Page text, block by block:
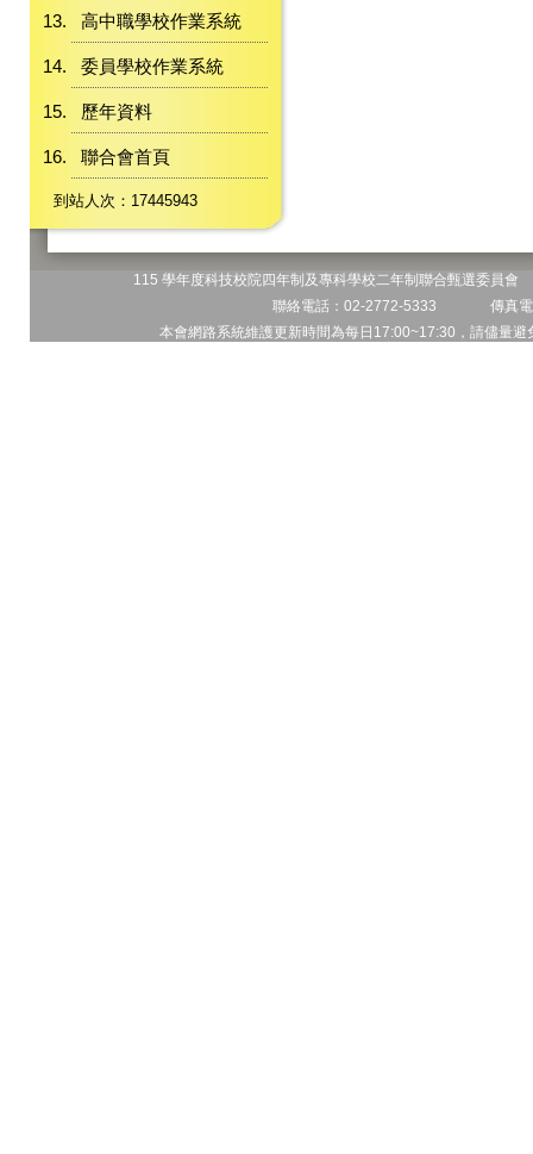
高中職學校作業系統
委員學校作業系統
歷年資料
聯合會首頁
到站人次：17445943
115 學年度科技校院四年制及專科學校二年制聯合甄選委員
聯絡電話：02-2772-5333 傳真
本會網路系統維護更新時間為每日17:00~17:30，請儘量